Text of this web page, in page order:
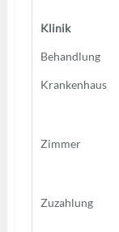
Klinik
Behandlung
Krankenhaus
Zimmer
Zuzahlung